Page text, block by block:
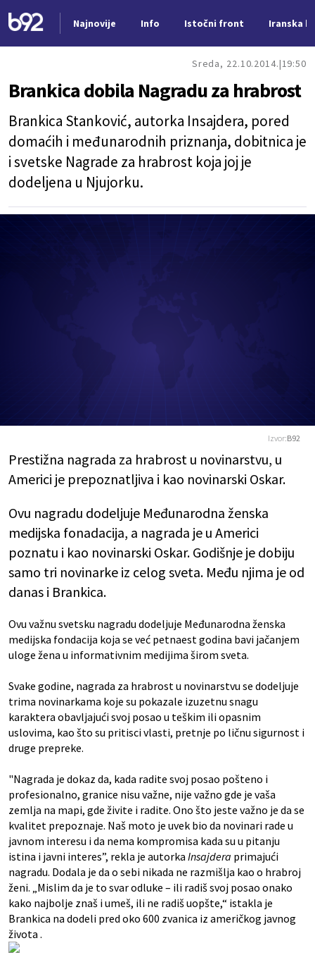
Najnovije Info Istočni front Iranska
Sreda, 22.10.2014. 19:50
Brankica dobila Nagradu za hrabrost
Brankica Stanković, autorka Insajdera, pored
domaćih i međunarodnih priznanja, dobitnica je
i svetske Nagrade za hrabrost koja joj je
dodeljena u Njujorku.
Izvor:B92
Prestižna nagrada za hrabrost u novinarstvu, u
Americi je prepoznatljiva i kao novinarski Oskar.
Ovu nagradu dodeljuje Međunarodna ženska
medijska fonadacija, a nagrada je u Americi
poznatu i kao novinarski Oskar. Godišnje je dobiju
samo tri novinarke iz celog sveta. Među njima je od
danas i Brankica.
Ovu važnu svetsku nagradu dodeljuje Međunarodna ženska
medijska fondacija koja se već petnaest godina bavi jačanjem
uloge žena u informativnim medijima širom sveta.
Svake godine, nagrada za hrabrost u novinarstvu se dodeljuje
trima novinarkama koje su pokazale izuzetnu snagu
karaktera obavljajući svoj posao u teškim ili opasnim
uslovima, kao što su pritisci vlasti, pretnje po ličnu sigurnost i
druge prepreke.
"Nagrada je dokaz da, kada radite svoj posao pošteno i
profesionalno, granice nisu važne, nije važno gde je vaša
zemlja na mapi, gde živite i radite. Ono što jeste važno je da se
kvalitet prepoznaje. Naš moto je uvek bio da novinari rade u
javnom interesu i da nema kompromisa kada su u pitanju
istina i javni interes”, rekla je autorka Insajdera primajući
nagradu. Dodala je da o sebi nikada ne razmišlja kao o hrabroj
ženi. „Mislim da je to svar odluke – ili radiš svoj posao onako
kako najbolje znaš i umeš, ili ne radiš uopšte,“ istakla je
Brankica na dodeli pred oko 600 zvanica iz američkog javnog
života .